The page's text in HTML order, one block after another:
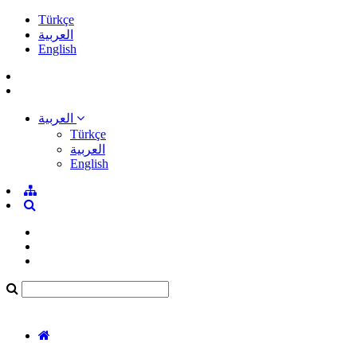
Türkçe
العربية
English
Türkçe
العربية
English